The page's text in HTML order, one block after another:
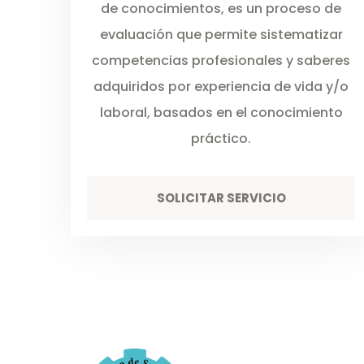
de conocimientos, es un proceso de
evaluación que permite sistematizar
competencias profesionales y saberes
adquiridos por experiencia de vida y/o
laboral, basados en el conocimiento
práctico.
SOLICITAR SERVICIO